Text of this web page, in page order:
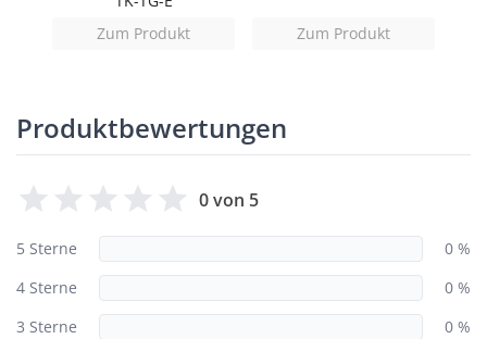
Zum Produkt
Zum Produkt
Produktbewertungen
0 von 5
5 Sterne
0 %
4 Sterne
0 %
3 Sterne
0 %